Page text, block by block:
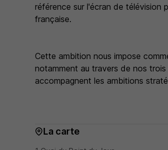
référence sur l'écran de télévision
française.
Cette ambition nous impose
notamment au travers de nos
accompagnent les ambitions
La carte